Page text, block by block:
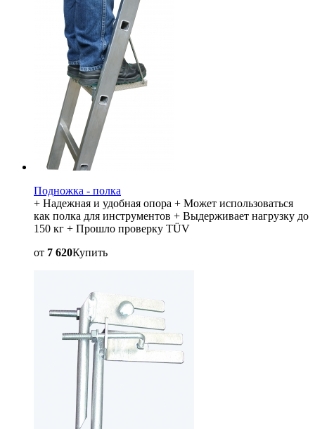
Подножка - полка
+ Надежная и удобная опора + Может использоваться
как полка для инструментов + Выдерживает нагрузку до
150 кг + Прошло проверку TÜV
от 7 620Купить